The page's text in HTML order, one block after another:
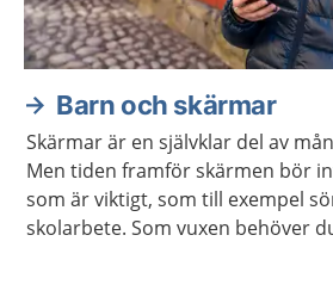
Barn och skärmar
Skärmar är en självklar del av
Men tiden framför skärmen bör
som är viktigt, som till exempel
skolarbete. Som vuxen behöver